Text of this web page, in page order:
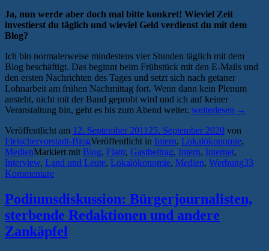
Ja, nun werde aber doch mal bitte konkret! Wieviel Zeit
investierst du täglich und wieviel Geld verdienst du mit dem
Blog?
Ich bin normalerweise mindestens vier Stunden täglich mit dem
Blog beschäftigt. Das beginnt beim Frühstück mit den E-Mails und
den ersten Nachrichten des Tages und setzt sich nach getaner
Lohnarbeit am frühen Nachmittag fort. Wenn dann kein Plenum
ansteht, nicht mit der Band geprobt wird und ich auf keiner
Veranstaltung bin, geht es bis zum Abend weiter. „Intern:
Fleischervorstadt-
Blog
wird
1000!“
weiterlesen →
Veröffentlicht am 12. September 2011 25. September 2020 von
Fleischervorstadt-BlogVeröffentlicht in Intern, Lokalökonomie,
MedienMarkiert mit Blog, Flattr, Gastbeitrag, Intern, Internet,
Interview, Land und Leute, Lokalökonomie, Medien, Werbung33
Kommentare
Podiumsdiskussion: Bürgerjournalisten,
sterbende Redaktionen und andere
Zankäpfel